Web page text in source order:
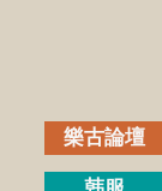
樂古論壇